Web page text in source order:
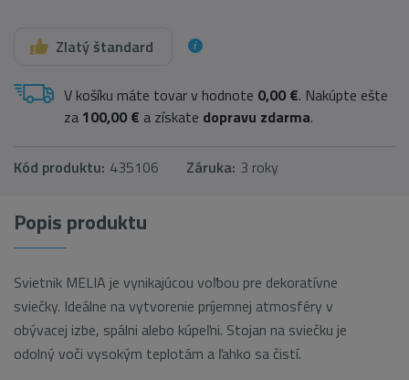
Zlatý štandard
V košíku máte tovar v hodnote 0,00 €. Nakúpte ešte
za 100,00 € a získate dopravu zdarma.
Kód produktu: 435106 Záruka: 3 roky
Popis produktu
Svietnik MELIA je vynikajúcou voľbou pre dekoratívne
sviečky. Ideálne na vytvorenie príjemnej atmosféry v
obývacej izbe, spálni alebo kúpeľni. Stojan na sviečku je
odolný voči vysokým teplotám a ľahko sa čistí.